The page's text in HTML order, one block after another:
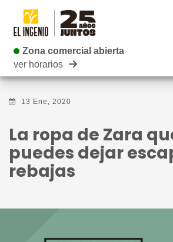
Zona comercial abierta
Zona comercial abierta
ver horarios
13 Ene, 2020
La ropa de Zara
puedes dejar
rebajas